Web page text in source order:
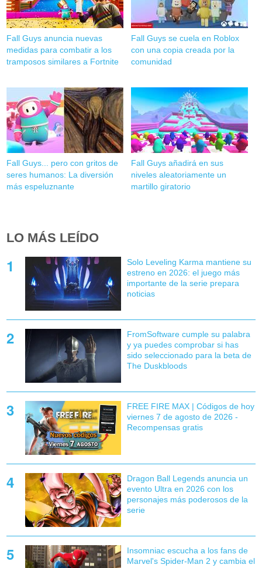
Fall Guys anuncia nuevas
medidas para combatir a los
tramposos similares a Fortnite
Fall Guys se cuela en Roblox
con una copia creada por la
comunidad
Fall Guys... pero con gritos de
seres humanos: La diversión
más espeluznante
Fall Guys añadirá en sus
niveles aleatoriamente un
martillo giratorio
LO MÁS LEÍDO
Solo Leveling Karma mantiene su
estreno en 2026: el juego más
importante de la serie prepara
noticias
FromSoftware cumple su palabra
y ya puedes comprobar si has
sido seleccionado para la beta de
The Duskbloods
FREE FIRE MAX | Códigos de hoy
viernes 7 de agosto de 2026 -
Recompensas gratis
Dragon Ball Legends anuncia un
evento Ultra en 2026 con los
personajes más poderosos de la
serie
Insomniac escucha a los fans de
Marvel's Spider-Man 2 y cambia el